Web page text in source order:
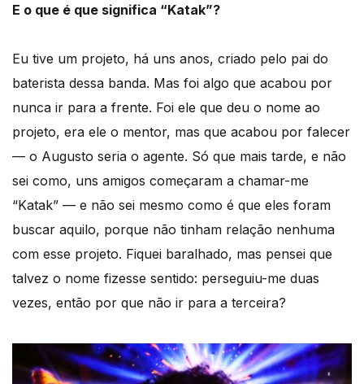
E o que é que significa “Katak”?
Eu tive um projeto, há uns anos, criado pelo pai do
baterista dessa banda. Mas foi algo que acabou por
nunca ir para a frente. Foi ele que deu o nome ao
projeto, era ele o mentor, mas que acabou por falecer
— o Augusto seria o agente. Só que mais tarde, e não
sei como, uns amigos começaram a chamar-me
“Katak” — e não sei mesmo como é que eles foram
buscar aquilo, porque não tinham relação nenhuma
com esse projeto. Fiquei baralhado, mas pensei que
talvez o nome fizesse sentido: perseguiu-me duas
vezes, então por que não ir para a terceira?